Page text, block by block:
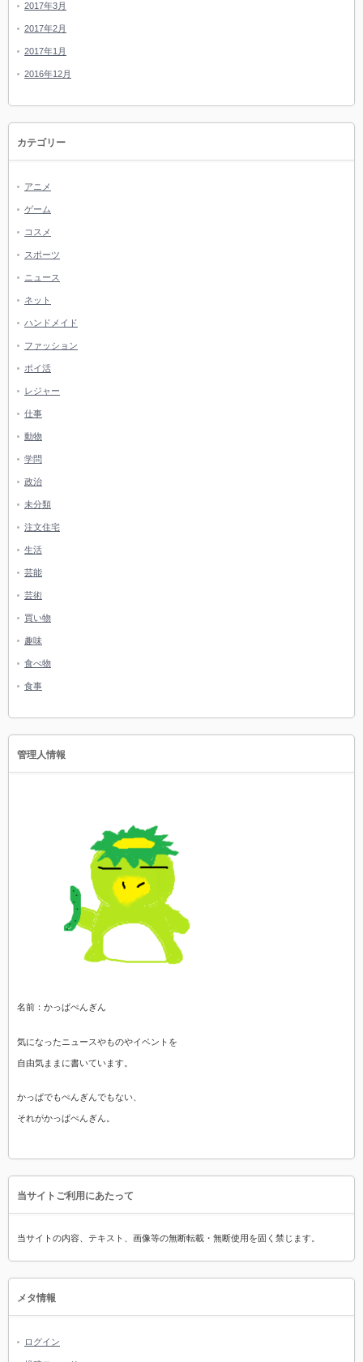
2017年3月
2017年2月
2017年1月
2016年12月
カテゴリー
アニメ
ゲーム
コスメ
スポーツ
ニュース
ネット
ハンドメイド
ファッション
ポイ活
レジャー
仕事
動物
学問
政治
未分類
注文住宅
生活
芸能
芸術
買い物
趣味
食べ物
食事
管理人情報
名前：かっぱぺんぎん
気になったニュースやものやイベントを
自由気ままに書いています。
かっぱでもぺんぎんでもない、
それがかっぱぺんぎん。
当サイトご利用にあたって
当サイトの内容、テキスト、画像等の無断転載・無断使用を固く禁じます。
メタ情報
ログイン